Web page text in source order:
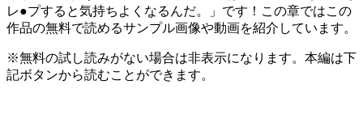
レ●プすると気持ちよくなるんだ。」です！この章ではこの
作品の無料で読めるサンプル画像や動画を紹介しています。
※無料の試し読みがない場合は非表示になります。本編は下
記ボタンから読むことができます。